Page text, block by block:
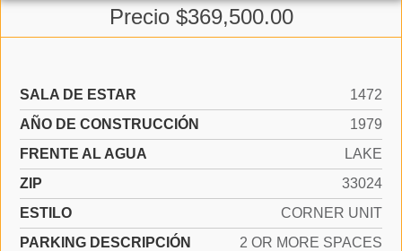
Precio $369,500.00
SALA DE ESTAR
1472
AÑO DE CONSTRUCCIÓN
1979
FRENTE AL AGUA
LAKE
ZIP
33024
ESTILO
CORNER UNIT
PARKING DESCRIPCIÓN
2 OR MORE SPACES